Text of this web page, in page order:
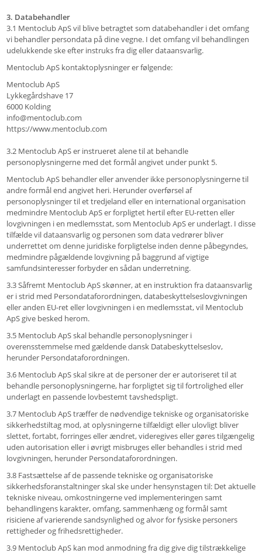
3. Databehandler
3.1 Mentoclub ApS vil blive betragtet som databehandler i det omfang
vi behandler persondata på dine vegne. I det omfang vil behandlingen
udelukkende ske efter instruks fra dig eller dataansvarlig.
Mentoclub ApS kontaktoplysninger er følgende:
Mentoclub ApS
Lykkegårdshave 17
6000 Kolding
info@mentoclub.com
https://www.mentoclub.com
3.2 Mentoclub ApS er instrueret alene til at behandle
personoplysningerne med det formål angivet under punkt 5.
Mentoclub ApS behandler eller anvender ikke personoplysningerne til
andre formål end angivet heri. Herunder overførsel af
personoplysninger til et tredjeland eller en international organisation
medmindre Mentoclub ApS er forpligtet hertil efter EU-retten eller
lovgivningen i en medlemsstat, som Mentoclub ApS er underlagt. I disse
tilfælde vil dataansvarlig og personen som data vedrører bliver
underrettet om denne juridiske forpligtelse inden denne påbegyndes,
medmindre pågældende lovgivning på baggrund af vigtige
samfundsinteresser forbyder en sådan underretning.
3.3 Såfremt Mentoclub ApS skønner, at en instruktion fra dataansvarlig
er i strid med Persondataforordningen, databeskyttelseslovgivningen
eller anden EU-ret eller lovgivningen i en medlemsstat, vil Mentoclub
ApS give besked herom.
3.5 Mentoclub ApS skal behandle personoplysninger i
overensstemmelse med gældende dansk Databeskyttelseslov,
herunder Persondataforordningen.
3.6 Mentoclub ApS skal sikre at de personer der er autoriseret til at
behandle personoplysningerne, har forpligtet sig til fortrolighed eller
underlagt en passende lovbestemt tavshedspligt.
3.7 Mentoclub ApS træffer de nødvendige tekniske og organisatoriske
sikkerhedstiltag mod, at oplysningerne tilfældigt eller ulovligt bliver
slettet, fortabt, forringes eller ændret, videregives eller gøres tilgængelig
uden autorisation eller i øvrigt misbruges eller behandles i strid med
lovgivningen, herunder Persondataforordningen.
3.8 Fastsættelse af de passende tekniske og organisatoriske
sikkerhedsforanstaltninger skal ske under hensynstagen til: Det aktuelle
tekniske niveau, omkostningerne ved implementeringen samt
behandlingens karakter, omfang, sammenhæng og formål samt
risiciene af varierende sandsynlighed og alvor for fysiske personers
rettigheder og frihedsrettigheder.
3.9 Mentoclub ApS kan mod anmodning fra dig give dig tilstrækkelige